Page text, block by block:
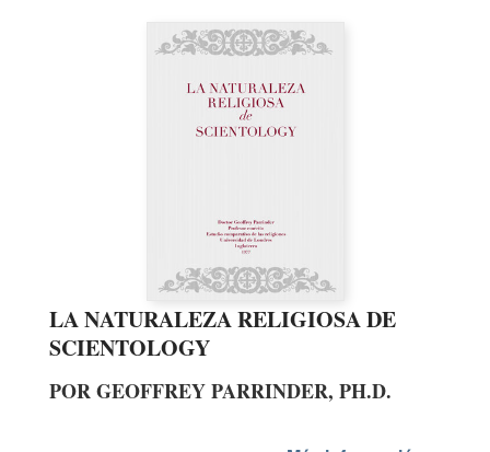
LA NATURALEZA RELIGIOSA DE
SCIENTOLOGY
POR GEOFFREY PARRINDER, PH.D.